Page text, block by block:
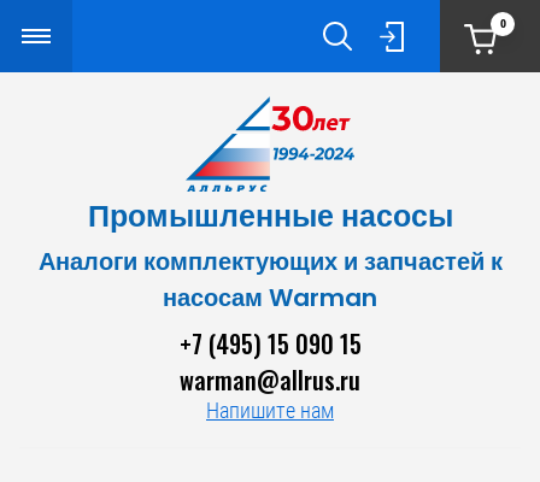
0
Промышленные насосы
Аналоги комплектующих и запчастей к
насосам Warman
+7 (495) 15 090 15
warman@allrus.ru
Напишите нам